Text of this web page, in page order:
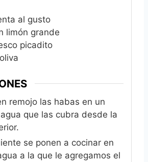
al gusto
limón grande
picadito
remojo las habas en un
que las cubra desde la
se ponen a cocinar en
a la que le agregamos el